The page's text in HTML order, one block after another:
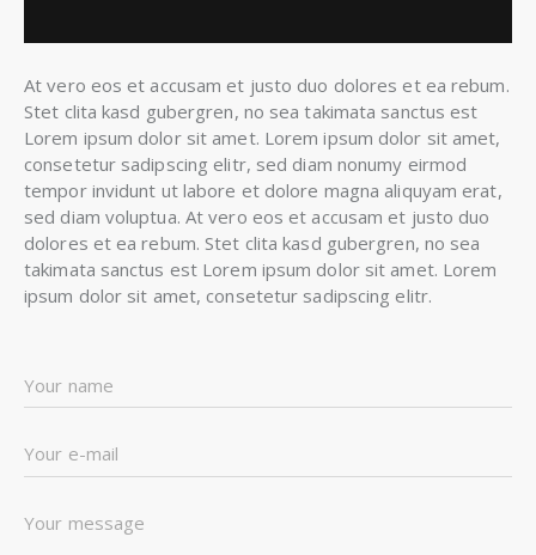
At vero eos et accusam et justo duo dolores et ea rebum.
Stet clita kasd gubergren, no sea takimata sanctus est
Lorem ipsum dolor sit amet. Lorem ipsum dolor sit amet,
consetetur sadipscing elitr, sed diam nonumy eirmod
tempor invidunt ut labore et dolore magna aliquyam erat,
sed diam voluptua. At vero eos et accusam et justo duo
dolores et ea rebum. Stet clita kasd gubergren, no sea
takimata sanctus est Lorem ipsum dolor sit amet. Lorem
ipsum dolor sit amet, consetetur sadipscing elitr.